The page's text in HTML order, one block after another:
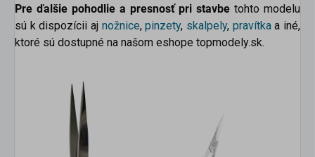
Pre ďalšie pohodlie a presnosť pri stavbe tohto modelu
sú k dispozícii aj nožnice,pinzety, skalpely, pravítkaa iné,
ktoré sú dostupné na našom eshope topmodely.sk.